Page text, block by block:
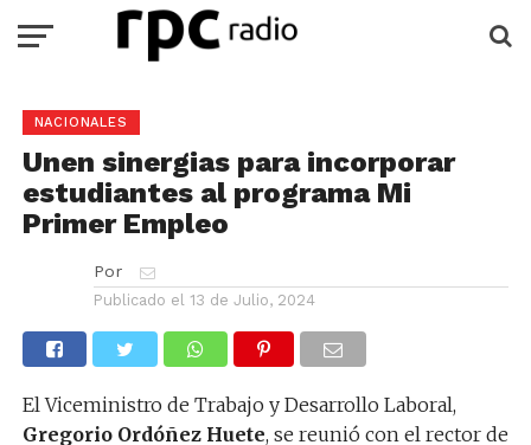
NACIONALES
Unen sinergias para incorporar
estudiantes al programa Mi
Primer Empleo
Por
Publicado el 13 de Julio, 2024
El Viceministro de Trabajo y Desarrollo Laboral,
Gregorio Ordóñez Huete, se reunió con el rector de